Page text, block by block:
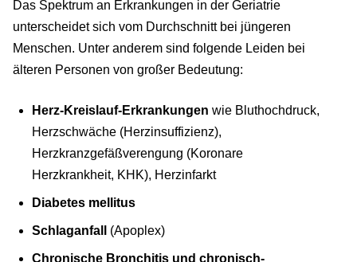
Das Spektrum an Erkrankungen in der Geriatrie
unterscheidet sich vom Durchschnitt bei jüngeren
Menschen. Unter anderem sind folgende Leiden bei
älteren Personen von großer Bedeutung:
Herz-Kreislauf-Erkrankungen wie Bluthochdruck,
Herzschwäche (Herzinsuffizienz),
Herzkranzgefäßverengung (Koronare
Herzkrankheit, KHK), Herzinfarkt
Diabetes mellitus
Schlaganfall (Apoplex)
Chronische Bronchitis und chronisch-